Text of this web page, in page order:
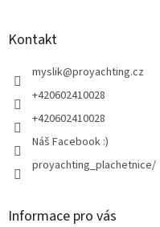
Kontakt
myslik@proyachting.cz
+420602410028
+420602410028
Náš Facebook :)
proyachting_plachetnice/
Informace pro vás